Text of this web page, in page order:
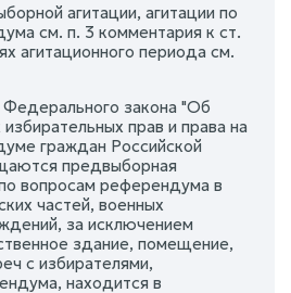
агитации, агитации по
см. п. 3 комментария к ст.
агитационного периода см.
Федерального закона "Об
прав и права на
граждан Российской
предвыборная
вопросам референдума в
частей, военных
за исключением
здание, помещение,
с избирателями,
находится в